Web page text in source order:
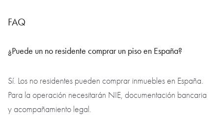
FAQ
¿Puede un no residente comprar un piso en España?
Sí. Los no residentes pueden comprar inmuebles en España.
Para la operación necesitarán NIE, documentación bancaria
y acompañamiento legal.